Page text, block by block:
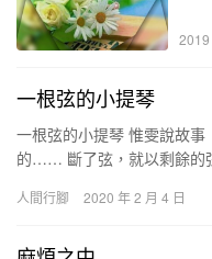
2019
一根弦的小提琴
一根弦的小提琴 惟雯說故
的…… 斷了弦，就以剩餘的
人間行腳 2020 年 2 月 4 日